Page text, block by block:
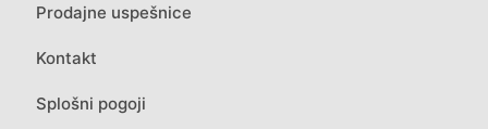
Prodajne uspešnice
Kontakt
Splošni pogoji